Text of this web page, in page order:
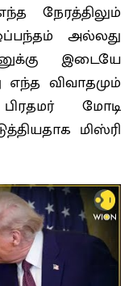
நேரத்திலும்
அல்லது
இடையே
எந்த விவாதமும்
மோடி
மிஸ்ரி